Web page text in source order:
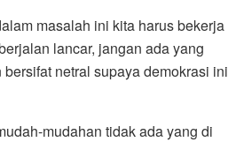
masalah ini kita harus bekerja
lancar, jangan ada yang
netral supaya demokrasi ini
mudahan tidak ada yang di